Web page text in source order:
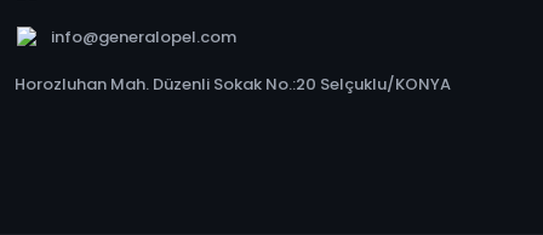
info@generalopel.com
Horozluhan Mah. Düzenli Sokak No.:20 Selçuklu/KONYA